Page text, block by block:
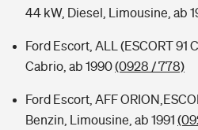
44 kW, Diesel, Limousine, ab
Ford Escort, ALL (ESCORT 91
Cabrio, ab 1990(0928 / 778)
Ford Escort, AFF
Benzin, Limousine, ab 1991